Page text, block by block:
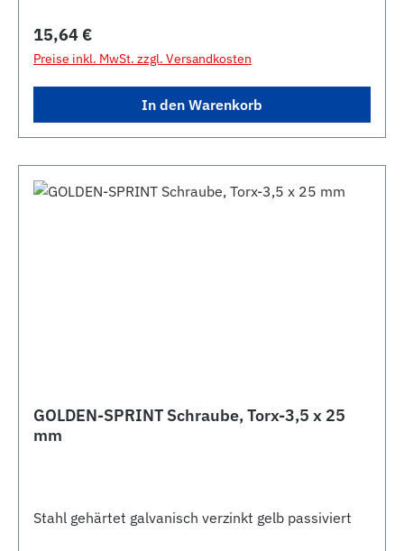
Regulärer Preis:
15,64 €
Preise inkl. MwSt. zzgl. Versandkosten
In den Warenkorb
GOLDEN-SPRINT Schraube, Torx-3,5 x 25
mm
Stahl gehärtet galvanisch verzinkt gelb passiviert